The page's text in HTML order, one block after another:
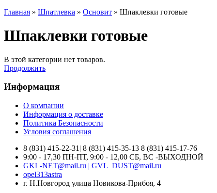
Главная » Шпатлевка » Основит » Шпаклевки готовые
Шпаклевки готовые
В этой категории нет товаров.
Продолжить
Информация
О компании
Информация о доставке
Политика Безопасности
Условия соглашения
8 (831) 415-22-31| 8 (831) 415-35-13 8 (831) 415-17-76
9:00 - 17,30 ПН-ПТ, 9:00 - 12,00 СБ, ВС -ВЫХОДНОЙ
GKL-NET@mail.ru | GVL_DUST@mail.ru
opel313astra
г. Н.Новгород улица Новикова-Прибоя, 4